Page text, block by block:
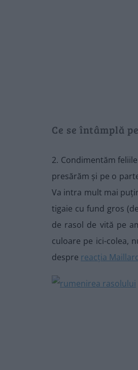
Ce se întâmplă
2. Condimentăm
presărăm și pe o
Va intra mult mai
tigaie cu fund gros
de rasol de vită pe
culoare pe ici-colea,
despre reacția